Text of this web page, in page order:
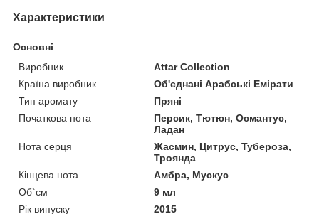
Характеристики
Основні
Виробник
Attar Collection
Країна виробник
Об'єднані Арабські Емірати
Тип аромату
Пряні
Початкова нота
Персик, Тютюн, Османтус,
Ладан
Нота серця
Жасмин, Цитрус, Тубероза,
Троянда
Кінцева нота
Амбра, Мускус
Об`єм
9 мл
Рік випуску
2015